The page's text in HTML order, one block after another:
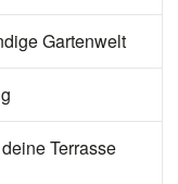
Gartenwelt
Terrasse